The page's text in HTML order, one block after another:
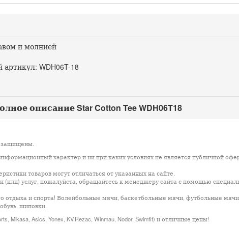
и молнией
WDH06T-18
описание Star Cotton Tee WDH06T18
характер и ни при каких условиях не является публичной
товаров могут отличаться от указанных на сайте.
услуг, пожалуйста, обращайтесь к менеджеру сайта с помощью
отдыха и спорта! Волейбольные мячи, баскетбольные мячи, футбольные
шиповки.
Asics, Yonex, KV.Rezac, Winmau, Nodor, Swimfit) и отличные цены!